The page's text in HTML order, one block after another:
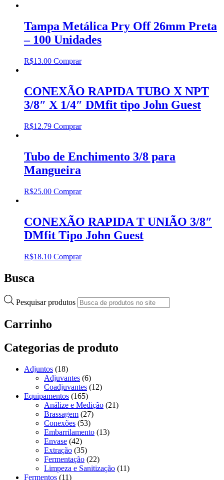
Tampa Metálica Pry Off 26mm Preta
– 100 Unidades
R$13.00 Comprar
CONEXÃO RAPIDA TUBO X NPT
3/8″ X 1/4″ DMfit tipo John Guest
R$12.79 Comprar
Tubo de Enchimento 3/8 para
Mangueira
R$25.00 Comprar
CONEXÃO RAPIDA T UNIÃO 3/8″
DMfit Tipo John Guest
R$18.10 Comprar
Busca
Pesquisar produtos
Carrinho
Categorias de produto
Adjuntos (18)
Adjuvantes (6)
Coadjuvantes (12)
Equipamentos (165)
Análize e Medição (21)
Brassagem (27)
Conexões (53)
Embarrilamento (13)
Envase (42)
Extração (35)
Fermentação (22)
Limpeza e Sanitização (11)
Fermentos (11)